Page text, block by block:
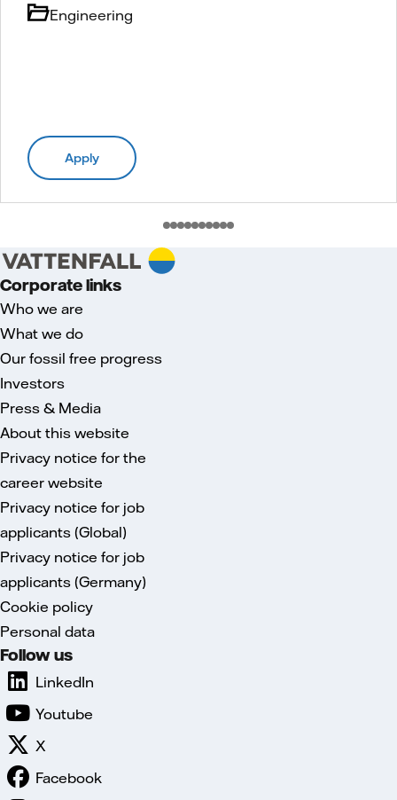
Engineering
Apply
Corporate links
Who we are
What we do
Our fossil free progress
Investors
Press & Media
About this website
Privacy notice for the
career website
Privacy notice for job
applicants (Global)
Privacy notice for job
applicants (Germany)
Cookie policy
Personal data
Follow us
LinkedIn
Youtube
X
Facebook